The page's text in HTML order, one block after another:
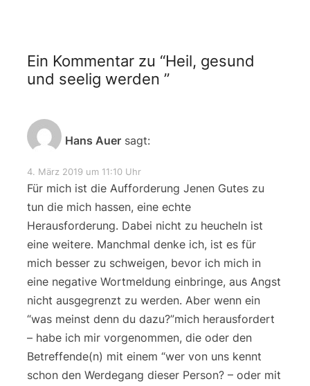
Ein Kommentar zu “Heil, gesund
und seelig werden ”
Hans Auer sagt:
4. März 2019 um 11:10 Uhr
Für mich ist die Aufforderung Jenen Gutes zu
tun die mich hassen, eine echte
Herausforderung. Dabei nicht zu heucheln ist
eine weitere. Manchmal denke ich, ist es für
mich besser zu schweigen, bevor ich mich in
eine negative Wortmeldung einbringe, aus Angst
nicht ausgegrenzt zu werden. Aber wenn ein
“was meinst denn du dazu?”mich herausfordert
– habe ich mir vorgenommen, die oder den
Betreffende(n) mit einem “wer von uns kennt
schon den Werdegang dieser Person? – oder mit